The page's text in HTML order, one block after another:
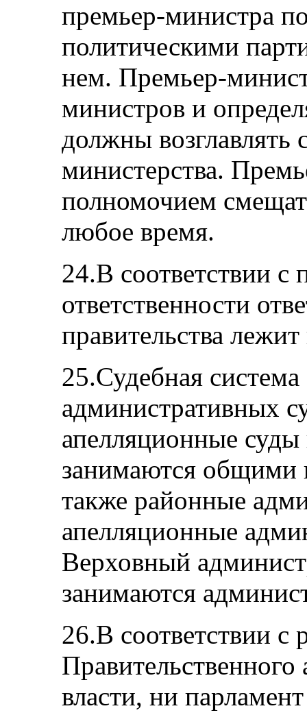
премьер‑министра
политическими
нем.
министров и
должны возглавлять
министерства.
полномочием
любое время.
24.В соответствии с
ответственности
правительства
25.Судебная
административных
апелляционные
занимаются общими
также районные
апелляционные
Верховный
занимаются
26.В соответствии с
Правительственного
власти, ни